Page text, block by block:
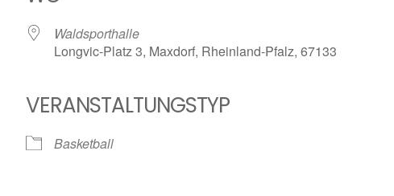
Waldsporthalle
Longvic-Platz 3, Maxdorf, Rheinland-Pfalz, 67133
VERANSTALTUNGSTYP
Basketball